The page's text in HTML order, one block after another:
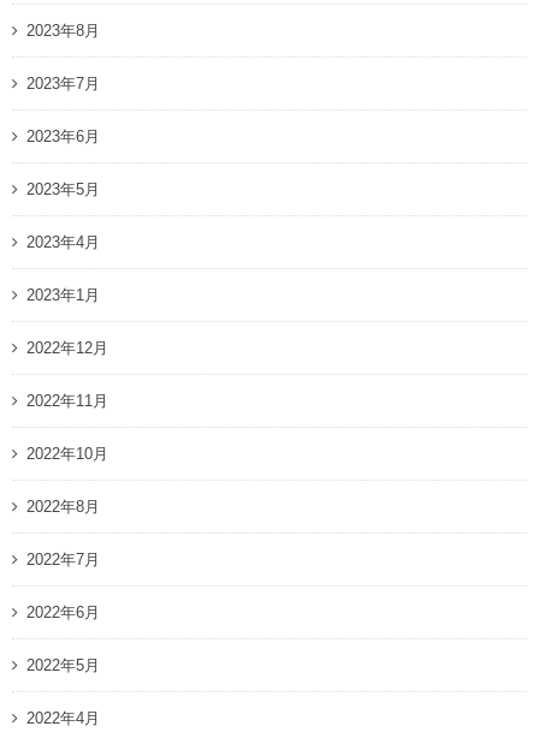
2023年8月
2023年7月
2023年6月
2023年5月
2023年4月
2023年1月
2022年12月
2022年11月
2022年10月
2022年8月
2022年7月
2022年6月
2022年5月
2022年4月